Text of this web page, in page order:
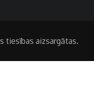
tiesības aizsargātas.